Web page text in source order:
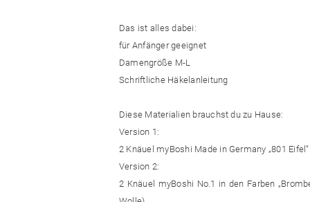
Das ist alles dabei:
für Anfänger geeignet
Damengröße M-L
Schriftliche Häkelanleitung
Diese Materialien brauchst du zu Hause:
Version 1:
2 Knäuel myBoshi Made in Germany „801
Version 2:
2 Knäuel myBoshi No.1 in den Farben